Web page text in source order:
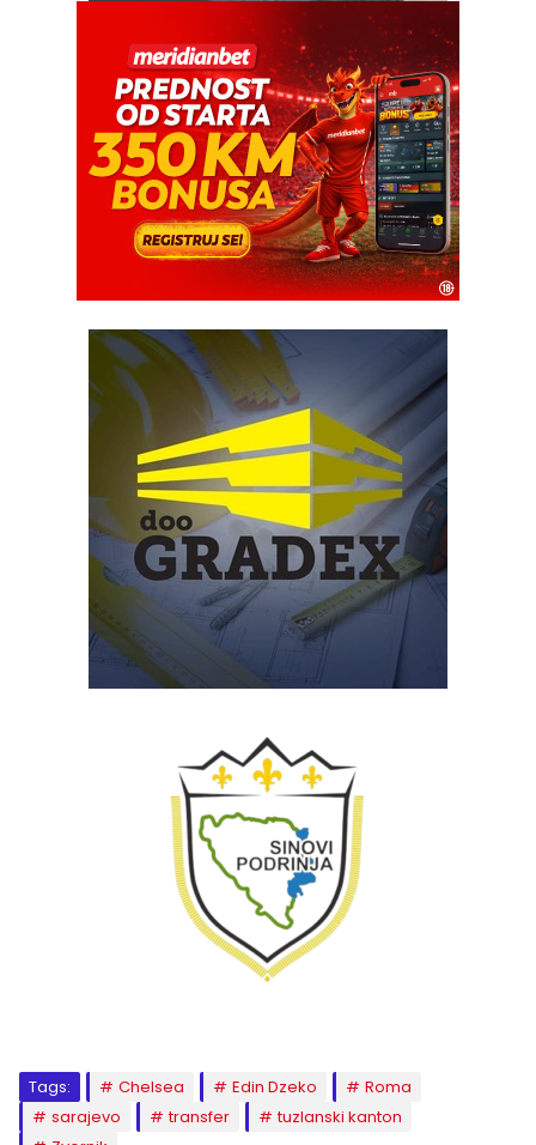
Tags: Chelsea Edin Dzeko
Roma
sarajevo
transfer
tuzlanski kanton